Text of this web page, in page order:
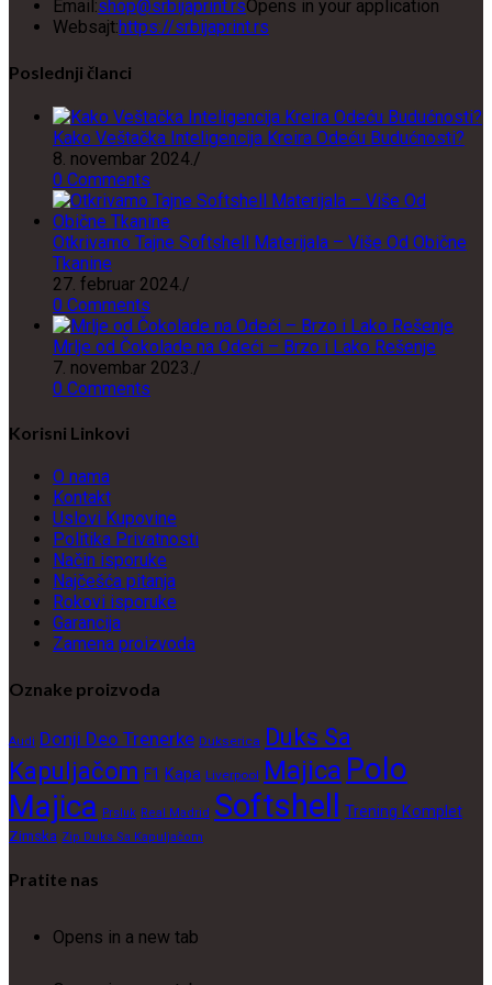
Email:shop@srbijaprint.rsOpens in your application
Websajt:https://srbijaprint.rs
Poslednji članci
Kako Veštačka Inteligencija Kreira Odeću Budućnosti?
8. novembar 2024./
0 Comments
Otkrivamo Tajne Softshell Materijala – Više Od Obične
Tkanine
27. februar 2024./
0 Comments
Mrlje od Čokolade na Odeći – Brzo i Lako Rešenje
7. novembar 2023./
0 Comments
Korisni Linkovi
O nama
Kontakt
Uslovi Kupovine
Politika Privatnosti
Način isporuke
Najčešća pitanja
Rokovi isporuke
Garancija
Zamena proizvoda
Oznake proizvoda
Audi Donji Deo Trenerke Dukserica Duks Sa
Kapuljačom F1 Kapa Liverpool Majica Polo
Majica Prsluk Real Madrid Softshell Trening Komplet
Zimska Zip Duks Sa Kapuljačom
Pratite nas
Opens in a new tab